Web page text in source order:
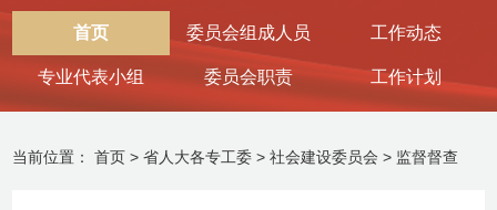
首页 委员会组成人员 工作动态
专业代表小组 委员会职责 工作计划
当前位置：首页 >省人大各专工委 >社会建设委员会 > 监督督查